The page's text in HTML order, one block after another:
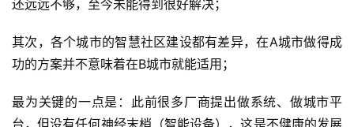
页
还远远不够，至今未能得到很好解决；
其次，各个城市的智慧社区建设都有差异，在A城市做得成
功的方案并不意味着在B城市就能适用；
最为关键的一点是：此前很多厂商提出做系统、做城市平